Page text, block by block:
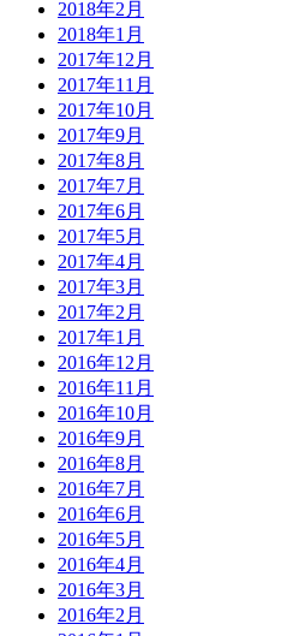
2018年2月
2018年1月
2017年12月
2017年11月
2017年10月
2017年9月
2017年8月
2017年7月
2017年6月
2017年5月
2017年4月
2017年3月
2017年2月
2017年1月
2016年12月
2016年11月
2016年10月
2016年9月
2016年8月
2016年7月
2016年6月
2016年5月
2016年4月
2016年3月
2016年2月